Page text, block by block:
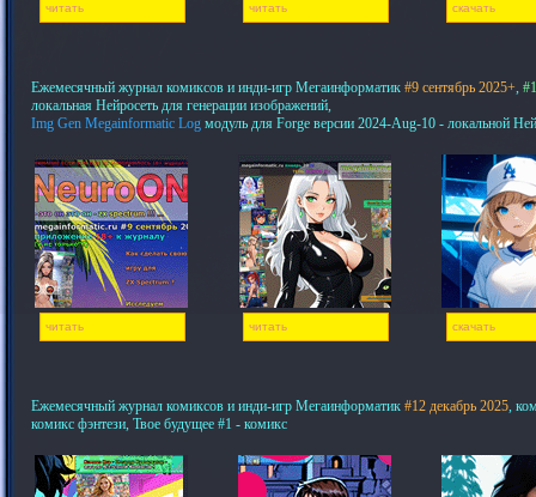
читать читать скачать
Ежемесячный журнал комиксов и инди-игр Мегаинформатик #9 сентябрь 2025+,
локальная Нейросеть для генерации изображений,
Img Gen Megainformatic Log модуль для Forge версии 2024-Aug-10 - локальной
читать читать скачать
Ежемесячный журнал комиксов и инди-игр Мегаинформатик #12 декабрь 2025,
комикс фэнтези, Твое будущее #1 - комикс